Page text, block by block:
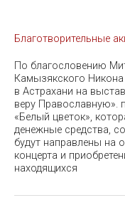
Благотворительные
По благословению
Камызякского
в Астрахани на
веру Православную».
«Белый цветок»,
денежные средства,
будут направлены на
концерта и
находящихся